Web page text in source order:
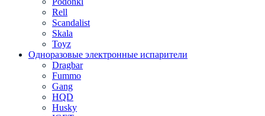
Rell
Scandalist
Skala
Toyz
Одноразовые электронные испарители
Dragbar
Fummo
Gang
HQD
Husky